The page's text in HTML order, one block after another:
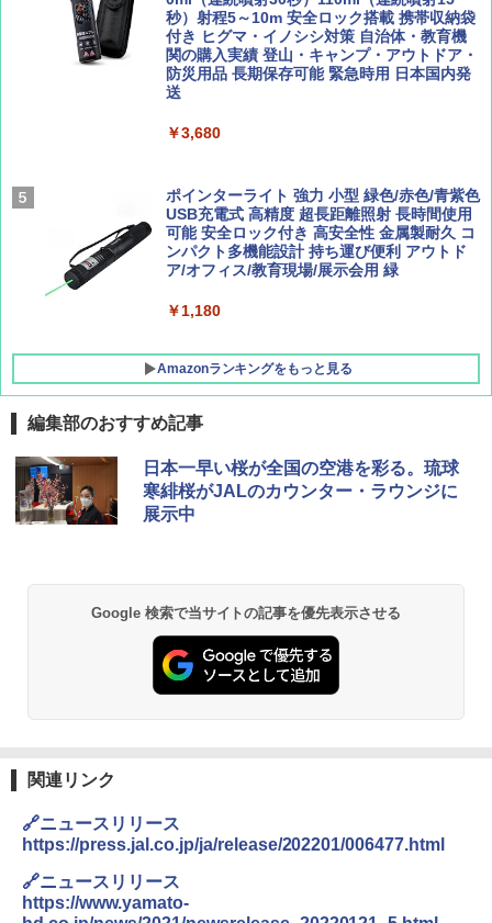
サライ 2026年 9月号 [雑誌]
￥2,277
04 地球の歩き方 島旅 利尻 礼文 天売島 焼尻
島 5訂版
￥1,833
[キャンパーズコレクション 山善] 傘みたいに
広げるだけ パッとサッとテント ブラックコ
ーティング フルクローズ メッシュ 3-4人用
簡単設置 ポップアップテント エクルベージ
ュ(BC仕様) PATC-150B(EB)
￥9,990
[キャンパーズコレクション 山善] 傘みたいに
広げるだけ パッとサッとテント キューブワ
イド ブラックコーティング フルクローズ メ
ッシュ 4人用 簡単設置 ポップアップテント P
ATCW-150B エクルベージュ
￥-
秒）射程5～10m 安全ロック搭載 携帯収納袋
付き ヒグマ・イノシシ対策 自治体・教育機
関の購入実績 登山・キャンプ・アウトドア・
防災用品 長期保存可能 緊急時用 日本国内発
送
￥3,680
ポインターライト 強力 小型 緑色/赤色/青紫色
USB充電式 高精度 超長距離照射 長時間使用
可能 安全ロック付き 高安全性 金属製耐久 コ
ンパクト多機能設計 持ち運び便利 アウトド
ア/オフィス/教育現場/展示会用 緑
￥1,180
Amazonランキングをもっと見る
編集部のおすすめ記事
日本一早い桜が全国の空港を彩る。琉球
寒緋桜がJALのカウンター・ラウンジに
展示中
Google 検索で当サイトの記事を優先表示させる
関連リンク
🔗ニュースリリース
https://press.jal.co.jp/ja/release/202201/006477.html
🔗ニュースリリース
https://www.yamato-